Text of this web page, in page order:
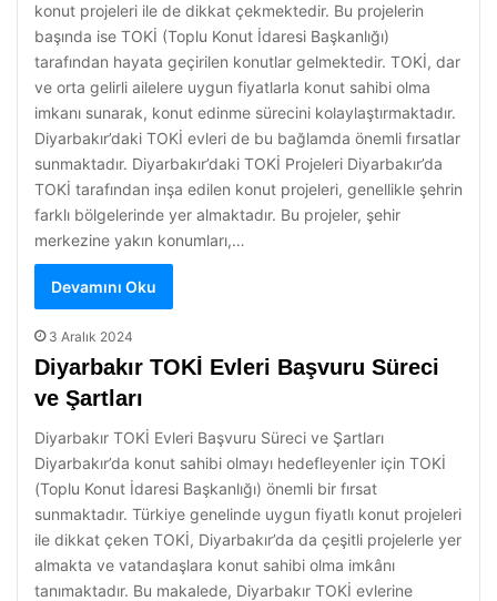
konut projeleri ile de dikkat çekmektedir. Bu projelerin
başında ise TOKİ (Toplu Konut İdaresi Başkanlığı)
tarafından hayata geçirilen konutlar gelmektedir. TOKİ, dar
ve orta gelirli ailelere uygun fiyatlarla konut sahibi olma
imkanı sunarak, konut edinme sürecini kolaylaştırmaktadır.
Diyarbakır’daki TOKİ evleri de bu bağlamda önemli fırsatlar
sunmaktadır. Diyarbakır’daki TOKİ Projeleri Diyarbakır’da
TOKİ tarafından inşa edilen konut projeleri, genellikle şehrin
farklı bölgelerinde yer almaktadır. Bu projeler, şehir
merkezine yakın konumları,…
Devamını Oku
3 Aralık 2024
Diyarbakır TOKİ Evleri Başvuru Süreci
ve Şartları
Diyarbakır TOKİ Evleri Başvuru Süreci ve Şartları
Diyarbakır’da konut sahibi olmayı hedefleyenler için TOKİ
(Toplu Konut İdaresi Başkanlığı) önemli bir fırsat
sunmaktadır. Türkiye genelinde uygun fiyatlı konut projeleri
ile dikkat çeken TOKİ, Diyarbakır’da da çeşitli projelerle yer
almakta ve vatandaşlara konut sahibi olma imkânı
tanımaktadır. Bu makalede, Diyarbakır TOKİ evlerine